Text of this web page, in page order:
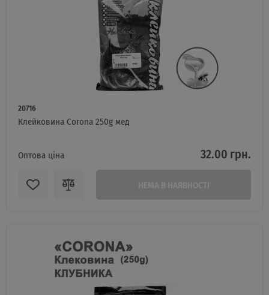
20716
Клейковина Corona 250g мед
Оптова ціна 32.00 грн.